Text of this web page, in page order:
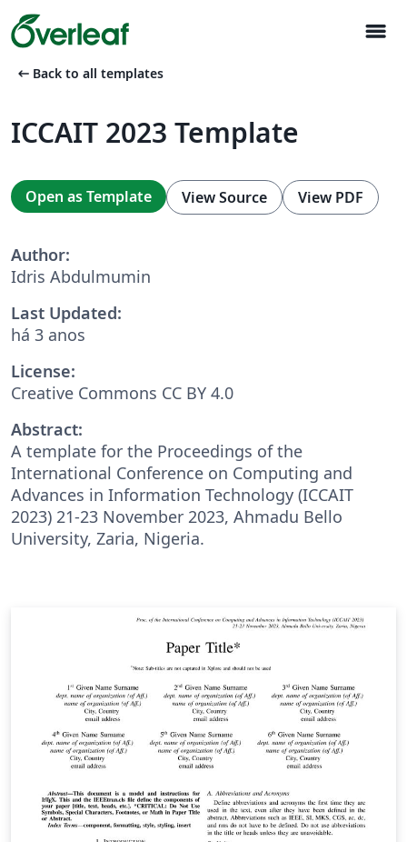
menu
arrow_left_alt Back to all templates
ICCAIT 2023 Template
Open as Template View Source View PDF
Author:
Idris Abdulmumin
Last Updated:
há 3 anos
License:
Creative Commons CC BY 4.0
Abstract:
A template for the Proceedings of the
International Conference on Computing and
Advances in Information Technology (ICCAIT
2023) 21-23 November 2023, Ahmadu Bello
University, Zaria, Nigeria.